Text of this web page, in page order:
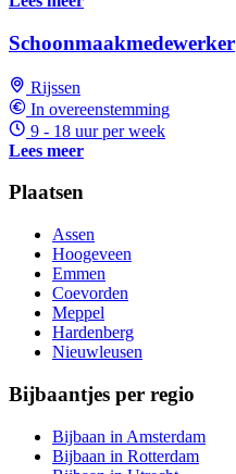
Schoonmaakmedewerker
Rijssen
In overeenstemming
9 - 18 uur per week
Lees meer
Plaatsen
Assen
Hoogeveen
Emmen
Coevorden
Meppel
Hardenberg
Nieuwleusen
Bijbaantjes per regio
Bijbaan in Amsterdam
Bijbaan in Rotterdam